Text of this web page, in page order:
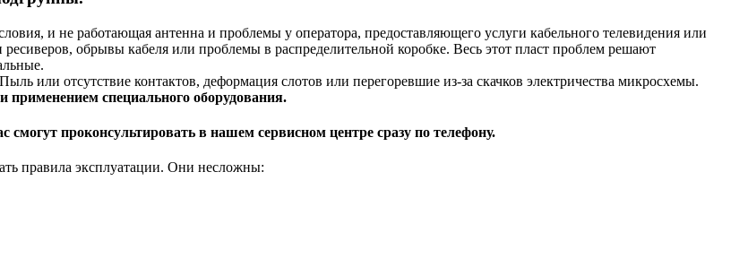
и не работающая антенна и проблемы у оператора, предоставляющего услуги кабельного телевидения или
обрывы кабеля или проблемы в распределительной коробке. Весь этот пласт проблем решают
или отсутствие контактов, деформация слотов или перегоревшие из-за скачков электричества микросхемы.
применением специального оборудования.
смогут проконсультировать в нашем сервисном центре сразу по телефону.
правила эксплуатации. Они несложны: